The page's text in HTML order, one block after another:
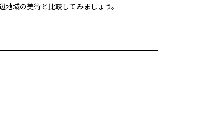
域の美術と比較してみましょう。